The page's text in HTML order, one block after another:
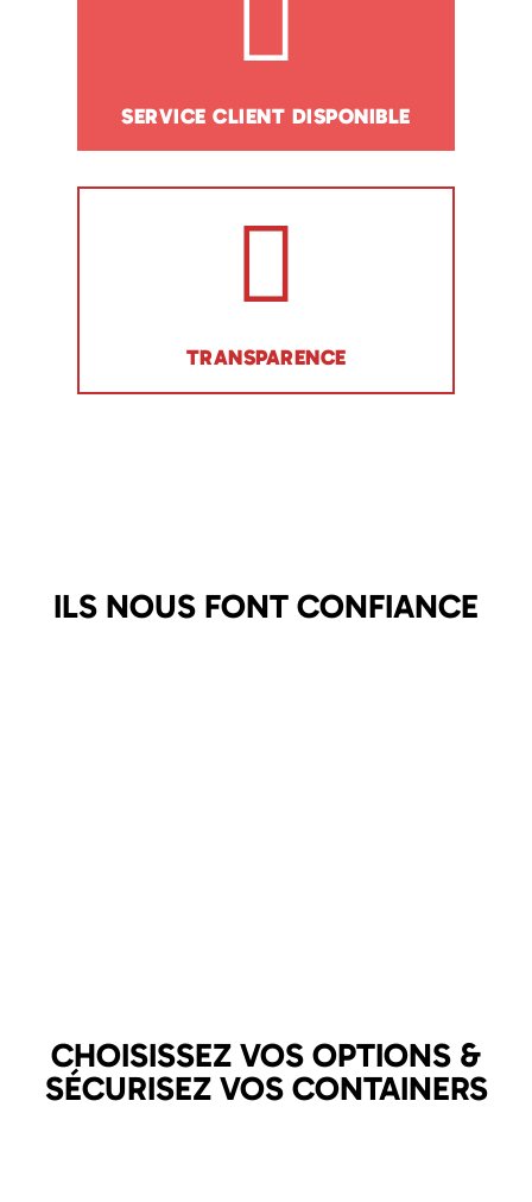
SERVICE CLIENT DISPONIBLE
TRANSPARENCE
ILS NOUS FONT CONFIANCE
CHOISISSEZ VOS OPTIONS &
SÉCURISEZ VOS CONTAINERS